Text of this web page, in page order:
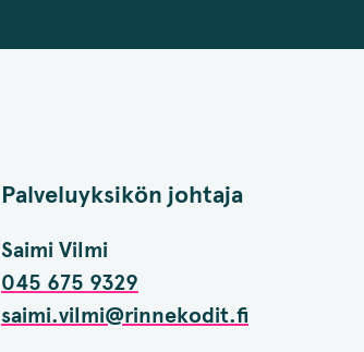
Palveluyksikön johtaja
Saimi Vilmi
045 675 9329
saimi.vilmi@rinnekodit.fi